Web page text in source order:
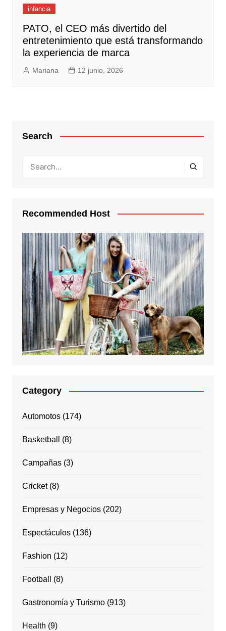
infancia
PATO, el CEO más divertido del
entretenimiento que está transformando
la experiencia de marca
Mariana 12 junio, 2026
Search
Recommended Host
Category
Automotos(174)
Basketball (8)
Campañas(3)
Cricket(8)
Empresas y Negocios(202)
Espectáculos(136)
Fashion (12)
Football (8)
Gastronomía y Turismo(913)
Health (9)